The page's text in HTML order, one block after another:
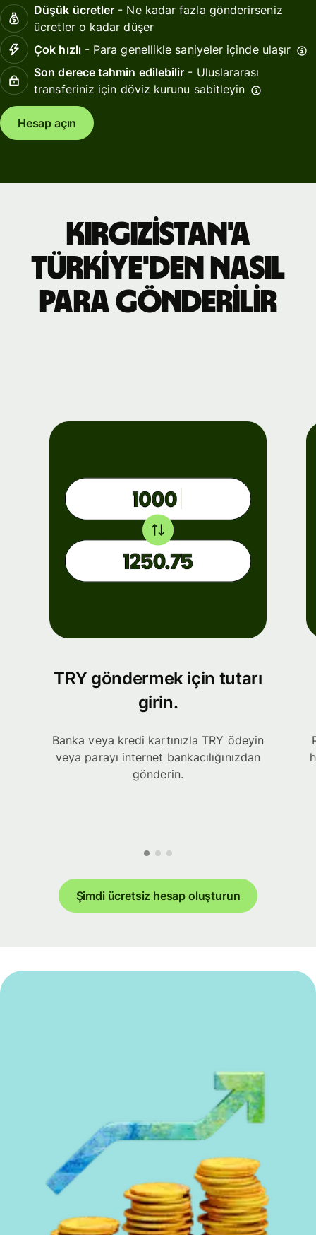
Düşük ücretler - Ne kadar fazla gönderirseniz
ücretler o kadar düşer
Çok hızlı- Para genellikle saniyeler içinde ulaşır
Son derece tahmin edilebilir - Uluslararası
transferiniz için döviz kurunu sabitleyin
Hesap açın
Kırgızistan'a
Türkiye'den nasıl
para gönderilir
TRY göndermek için tutarı
girin.
Banka veya kredi kartınızla TRY ödeyin
veya parayı internet bankacılığınızdan
gönderin.
Şimdi ücretsiz hesap oluşturun